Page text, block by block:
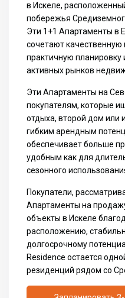
в Искеле,
побережья
Эти 1+1 Апартаменты в
сочетают качественную
практичную планировку
активных рынков
Эти Апартаменты на
покупателям, которые
отдыха, второй дом или
гибким арендным
обеспечивает больше
удобным как для
сезонного
Покупатели,
Апартаменты на
объекты в Искеле
расположению,
долгосрочному
Residence остается
резиденций рядом со